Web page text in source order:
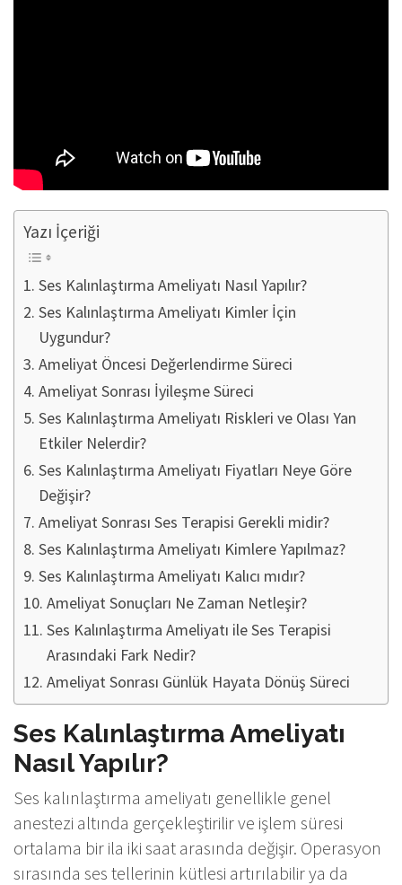
Yazı İçeriği
Ses Kalınlaştırma Ameliyatı Nasıl Yapılır?
Ses Kalınlaştırma Ameliyatı Kimler İçin
Uygundur?
Ameliyat Öncesi Değerlendirme Süreci
Ameliyat Sonrası İyileşme Süreci
Ses Kalınlaştırma Ameliyatı Riskleri ve Olası Yan
Etkiler Nelerdir?
Ses Kalınlaştırma Ameliyatı Fiyatları Neye Göre
Değişir?
Ameliyat Sonrası Ses Terapisi Gerekli midir?
Ses Kalınlaştırma Ameliyatı Kimlere Yapılmaz?
Ses Kalınlaştırma Ameliyatı Kalıcı mıdır?
Ameliyat Sonuçları Ne Zaman Netleşir?
Ses Kalınlaştırma Ameliyatı ile Ses Terapisi
Arasındaki Fark Nedir?
Ameliyat Sonrası Günlük Hayata Dönüş Süreci
Ses Kalınlaştırma Ameliyatı
Nasıl Yapılır?
Ses kalınlaştırma ameliyatı genellikle genel
anestezi altında gerçekleştirilir ve işlem süresi
ortalama bir ila iki saat arasında değişir. Operasyon
sırasında ses tellerinin kütlesi artırılabilir ya da